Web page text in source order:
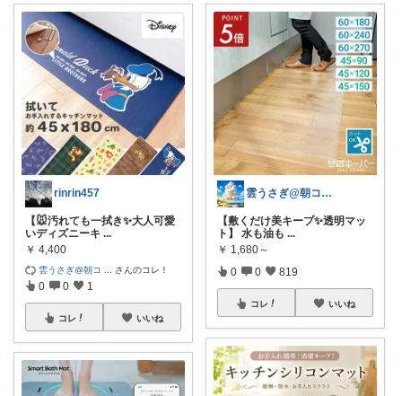
rinrin457
【🐭汚れても一拭き✨大人可愛
いディズニーキ ...
￥ 4,400
雲うさぎ@朝コ さんのコレ！
0 0 1
コレ いいね
雲うさぎ@朝コレ❤良質便利時短グッズ🐰
【敷くだけ美キープ✨透明マッ
ト】 水も油も ...
￥ 1,680～
0 0 819
コレ いいね